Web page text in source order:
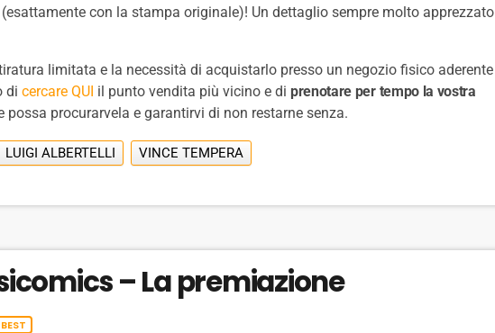
con la stampa originale)! Un dettaglio sempre molto apprezzato
limitata e la necessità di acquistarlo presso un negozio fisico aderente
di cercare QUI il punto vendita più vicino e di prenotare per tempo la vostra
possa procurarvela e garantirvi di non restarne senza.
LUIGI ALBERTELLI VINCE TEMPERA
– La premiazione